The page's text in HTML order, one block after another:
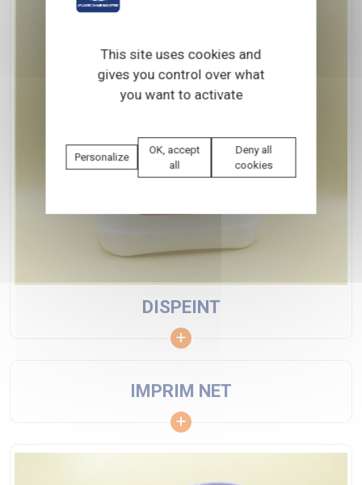
DISPEINT
IMPRIM NET
This site uses cookies and
gives you control over what
you want to activate
Personalize
OK, accept
all
Deny all
cookies